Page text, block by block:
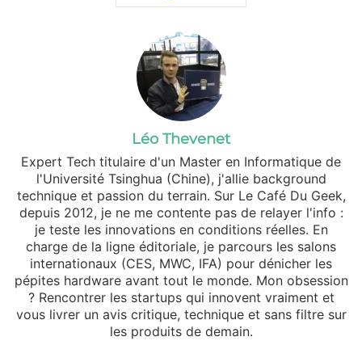
Léo Thevenet
Expert Tech titulaire d'un Master en Informatique de
l'Université Tsinghua (Chine), j'allie background
technique et passion du terrain. Sur Le Café Du Geek,
depuis 2012, je ne me contente pas de relayer l'info :
je teste les innovations en conditions réelles. En
charge de la ligne éditoriale, je parcours les salons
internationaux (CES, MWC, IFA) pour dénicher les
pépites hardware avant tout le monde. Mon obsession
? Rencontrer les startups qui innovent vraiment et
vous livrer un avis critique, technique et sans filtre sur
les produits de demain.